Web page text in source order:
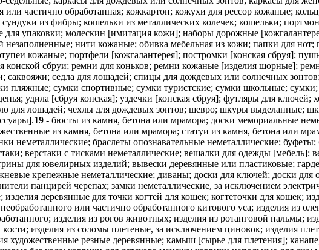
частично обработанная; кожкартон; кожухи для рессор кожаные;
из фибры; кошельки из металлических колечек; кошельки;
упаковки; молескин [имитация кожи]; наборы дорожные
нити кожаные; обивка мебельная из кожи; папки для
кожаные; портфели [кожгалантерея]; постромки [конская сбруя];
сбруи; ремни для коньков; ремни кожаные [изделия шорные];
саквояжи; седла для лошадей; спицы для дождевых или солнечных
сумки спортивные; сумки туристские; сумки школьные;
удила [сбруя конская]; уздечки [конская сбруя]; футляры для
для лошадей; чехлы для дождевых зонтов; шевро; шкуры выделанные;
19 - бюсты из камня, бетона или мрамора; доски мемориальные
из камня, бетона или мрамора; статуи из камня, бетона или
неметаллические; браслеты опознавательные неметаллические;
верстаки с тисками неметаллические; вешалки для одежды [мебель];
для ювелирных изделий; вывески деревянные или пластиковые;
крепежные неметаллические; диваны; доски для ключей; доски для
панцирей черепах; замки неметаллические, за исключением
деревянные для точки когтей для кошек; когтеточки для кошек;
или частично обработанного китового уса; изделия из
изделия из рогов животных; изделия из ротанговой пальмы;
изделия из соломы плетеные, за исключением циновок; изделия
художественные резные деревянные; камыш [сырье для плетения];